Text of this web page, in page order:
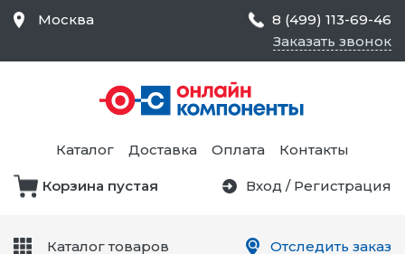
Москва
8 (499) 113-69-46
Заказать звонок
Каталог Доставка Оплата Контакты
Корзина пустая Вход / Регистрация
Каталог товаров
Средства Контроля
Статического
Электричества и
Безопасности,
Товары для Чистых
Отследить заказ